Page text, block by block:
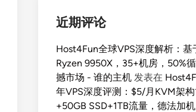
近期评论
Host4Fun全球VPS深度解析：基
Ryzen 9950X，35+机房，50%
撼市场 - 谁的主机 发表在
年VPS深度评测：$5/月KVM架
+50GB SSD+1TB流量，德法加